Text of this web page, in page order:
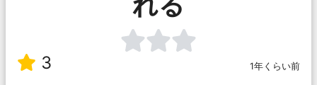
3 1年くらい前